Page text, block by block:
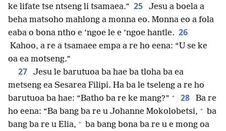
ke lifate tse ntseng li tsamaea.” 25
Jesu a boela a
beha matsoho mahlong a monna eo. Monna eo a fola
eaba o bona ntho e ’ngoe le e ’ngoe hantle. 26
Kahoo, a re a tsamaee empa a re ho eena: “U se ke
oa ea motseng.”
27
Jesu le barutuoa ba hae ba tloha ba ea
metseng ea Sesarea Filipi. Ha ba le tseleng a re ho
barutuoa ba hae: “Batho ba re ke mang?” + 28
Ba re
ho eena: “Ba bang ba re u Johanne Mokolobetsi, + ba
bang ba re u Elia, + ba bang bona ba re u e mong oa